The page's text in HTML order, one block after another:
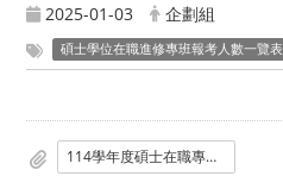
2025-01-03 企劃組
碩士學位在職進修專班報考人數一覽表
114學年度碩士在職專班合格考生人數公告.pdf